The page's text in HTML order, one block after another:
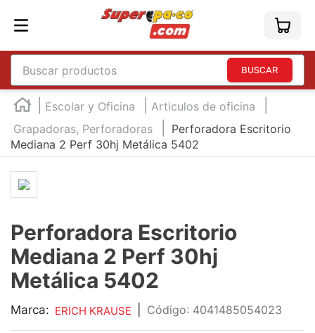
Buscar productos
Escolar y Oficina
Articulos de oficina
Grapadoras, Perforadoras
Perforadora Escritorio
Mediana 2 Perf 30hj Metálica 5402
Perforadora Escritorio
Mediana 2 Perf 30hj
Metálica 5402
Marca: ERICH KRAUSE : 4041485054023
TÉRMINOS MÁS BUSCADOS
england
2.
marcador e300
3.
4.
6.
marcadores
7
audifonos
impresora